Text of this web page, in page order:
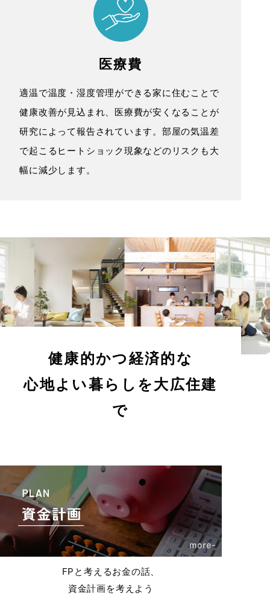
医療費
適温で温度・湿度管理ができる家に住むことで
健康改善が見込まれ、医療費が安くなることが
研究によって報告されています。部屋の気温差
で起こるヒートショック現象などのリスクも大
幅に減少します。
健康的かつ経済的な
心地よい暮らしを大広住建
で
FPと考えるお金の話、
資金計画を考えよう